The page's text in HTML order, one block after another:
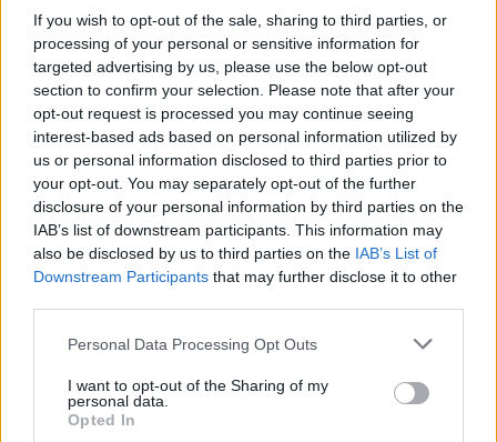
If you wish to opt-out of the sale, sharing to third parties, or
processing of your personal or sensitive information for
targeted advertising by us, please use the below opt-out
section to confirm your selection. Please note that after your
opt-out request is processed you may continue seeing
interest-based ads based on personal information utilized by
us or personal information disclosed to third parties prior to
your opt-out. You may separately opt-out of the further
disclosure of your personal information by third parties on the
IAB’s list of downstream participants. This information may
also be disclosed by us to third parties on the IAB’s List of
Downstream Participants that may further disclose it to other
Please note that this website/app uses one or more Google
not limited to your visit or usage behaviour. You may click to
grant or deny consent to Google and its third-party tags to
use your data for below specified purposes in below Google
Personal Data Processing Opt Outs
I want to opt-out of the Sharing of my
personal data.
Opted In
linea editoriale dedicata alla prova prodotto.
Propone rubriche con taglio rigoroso e porta
in redazione la precisione di chi colleziona
vecchi campionari.